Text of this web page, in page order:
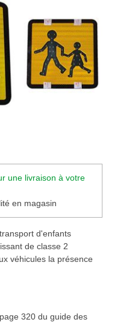
une livraison à votre
en magasin
d'enfants
de classe 2
véhicules la présence
320 du guide des